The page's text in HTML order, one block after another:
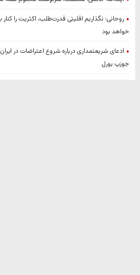
روحانی: نگذاریم اقلیتی قدرت‌طلب، اکثریت را کنار
خواهد بود
ادعای شریعتمداری درباره شروع اعتراضات در
جوزپ بورل